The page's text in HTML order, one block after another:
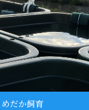
めだか飼育